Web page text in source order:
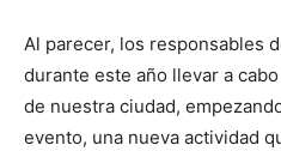
Al parecer, los responsables
durante este año llevar a
de nuestra ciudad,
evento, una nueva actividad